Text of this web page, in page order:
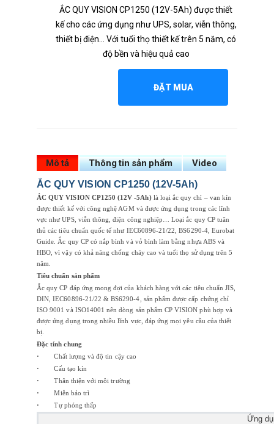
ẮC QUY VISION CP1250 (12V-5Ah) được thiết
kế cho các ứng dụng như UPS, solar, viễn thông,
thiết bị điện… Với tuổi thọ thiết kế trên 5 năm, có
độ bền và hiệu quả cao
ĐẶT MUA
Mô tả Thông tin sản phẩm Video
ẮC QUY VISION CP1250 (12V-5Ah)
ẮC QUY VISION CP1250 (12V -5Ah)là loại ắc quy chì – van kín
được thiết kế với công nghệ AGM và được ứng dụng trong các lĩnh
vực như UPS, viễn thông, điện công nghiệp… Loại ắc quy CP tuân
thủ các tiêu chuẩn quốc tế như IEC60896-21/22, BS6290-4, Eurobat
Guide. Ắc quy CP có nắp bình và vỏ bình làm bằng nhựa ABS và
HBO, vì vậy có khả năng chống cháy cao và tuổi thọ sử dụng trên 5
năm.
Tiêu chuẩn sản phẩm
Ắc quy CP đáp ứng mong đợi của khách hàng với các tiêu chuẩn JIS,
DIN, IEC60896-21/22 & BS6290-4, sản phẩm được cấp chứng chỉ
ISO 9001 và ISO14001 nên dòng sản phẩm CP VISION phù hợp và
được ứng dụng trong nhiều lĩnh vực, đáp ứng mọi yêu cầu của thiết
bị.
Đặc tính chung
· Chất lượng và độ tin cậy cao
·
Cấu tạo kín
·
Thân thiện với môi trường
·
Miễn bảo trì
·
Tự phóng thấp
Ứng